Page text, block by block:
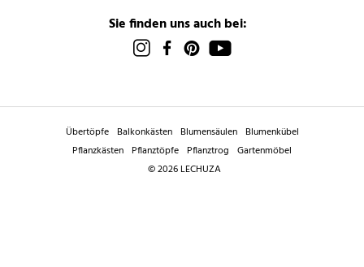
Sie finden uns auch bei:
Übertöpfe Balkonkästen Blumensäulen Blumenkübel
Pflanzkästen Pflanztöpfe Pflanztrog Gartenmöbel
© 2026 LECHUZA